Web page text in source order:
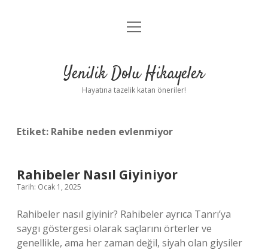
Anasayfa
Yasal Uyarı
menüyü
Yenilik Dolu Hikayeler
Hayatına tazelik katan öneriler!
Etiket: Rahibe neden evlenmiyor
Rahibeler Nasıl Giyiniyor
Tarih: Ocak 1, 2025
Rahibeler nasıl giyinir? Rahibeler ayrıca Tanrı’ya
saygı göstergesi olarak saçlarını örterler ve
genellikle, ama her zaman değil, siyah olan giysiler